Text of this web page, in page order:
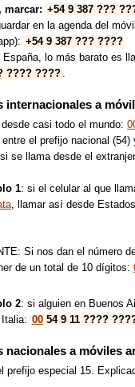
marcar: +54 9 387 ???
en la agenda del
+54 9 387 ??? ????
España, lo más barato es
???? ????
internacionales a
desde casi todo el mundo:
el prefijo nacional
se llama desde el
1: si el celular al que
, llamar así desde
Si nos dan el número
de un total de 10 dígitos:
2: si alguien en Buenos
0054 9 11 ????
nacionales a móviles
prefijo especial 15.